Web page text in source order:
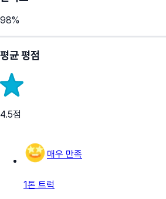
98%
평균 평점
4.5점
매우 만족
1톤 트럭